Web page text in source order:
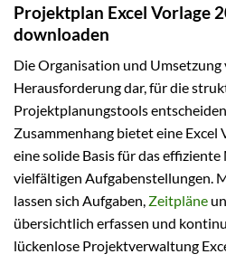
Projektplan Excel Vorlage
downloaden
Die Organisation und
Herausforderung dar, für die
Projektplanungstools
Zusammenhang bietet eine Excel
eine solide Basis für das
vielfältigen Aufgabenstellungen.
lassen sich Aufgaben, Zeitpläne
übersichtlich erfassen und
lückenlose Projektverwaltung